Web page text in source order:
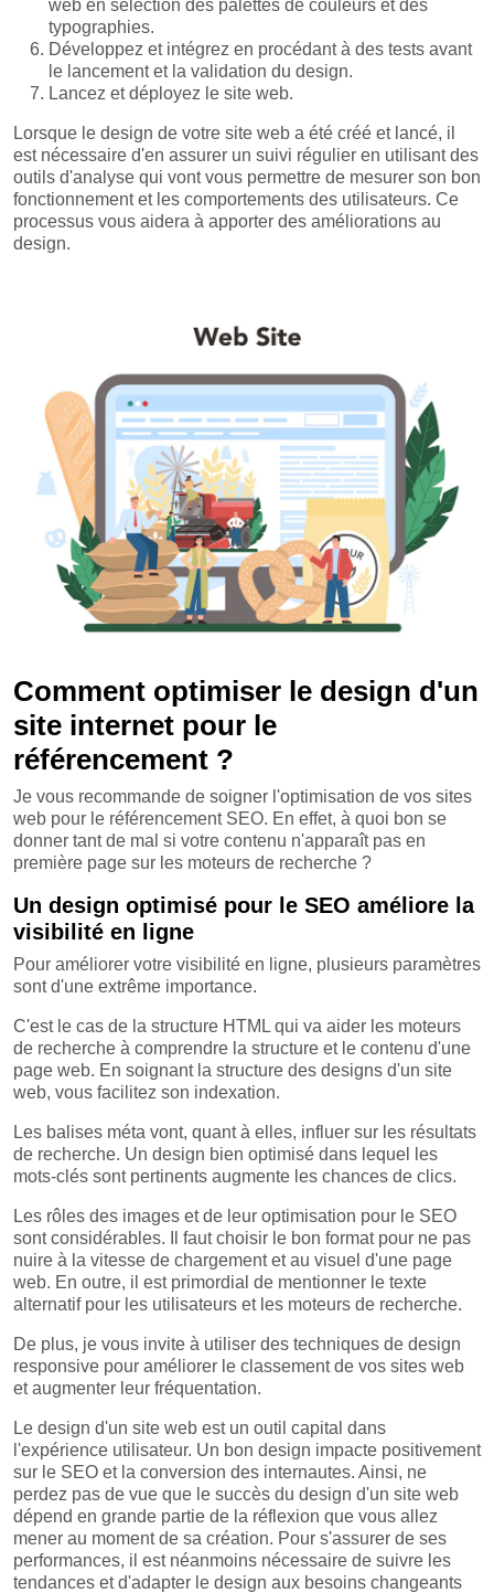
web en sélection des palettes de couleurs et des
typographies.
Développez et intégrez en procédant à des tests avant
le lancement et la validation du design.
Lancez et déployez le site web.
Lorsque le design de votre site web a été créé et lancé, il
est nécessaire d'en assurer un suivi régulier en utilisant des
outils d'analyse qui vont vous permettre de mesurer son bon
fonctionnement et les comportements des utilisateurs. Ce
processus vous aidera à apporter des améliorations au
design.
Comment optimiser le design d'un
site internet pour le
référencement ?
Je vous recommande de soigner l'optimisation de vos sites
web pour le référencement SEO. En effet, à quoi bon se
donner tant de mal si votre contenu n'apparaît pas en
première page sur les moteurs de recherche ?
Un design optimisé pour le SEO améliore la
visibilité en ligne
Pour améliorer votre visibilité en ligne, plusieurs paramètres
sont d'une extrême importance.
C'est le cas de la structure HTML qui va aider les moteurs
de recherche à comprendre la structure et le contenu d'une
page web. En soignant la structure des designs d'un site
web, vous facilitez son indexation.
Les balises méta vont, quant à elles, influer sur les résultats
de recherche. Un design bien optimisé dans lequel les
mots-clés sont pertinents augmente les chances de clics.
Les rôles des images et de leur optimisation pour le SEO
sont considérables. Il faut choisir le bon format pour ne pas
nuire à la vitesse de chargement et au visuel d'une page
web. En outre, il est primordial de mentionner le texte
alternatif pour les utilisateurs et les moteurs de recherche.
De plus, je vous invite à utiliser des techniques de design
responsive pour améliorer le classement de vos sites web
et augmenter leur fréquentation.
Le design d'un site web est un outil capital dans
l'expérience utilisateur. Un bon design impacte positivement
sur le SEO et la conversion des internautes. Ainsi, ne
perdez pas de vue que le succès du design d'un site web
dépend en grande partie de la réflexion que vous allez
mener au moment de sa création. Pour s'assurer de ses
performances, il est néanmoins nécessaire de suivre les
tendances et d'adapter le design aux besoins changeants